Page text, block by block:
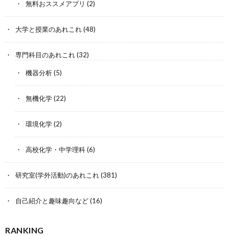
無料おススメアプリ (2)
大学と授業のあれこれ(48)
専門科目のあれこれ(32)
機器分析(5)
無機化学(22)
環境化学(2)
高校化学・中学理科(6)
研究室(学外活動)のあれこれ(381)
自己紹介と趣味趣向など(16)
RANKING